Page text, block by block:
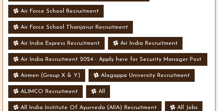
Air Force School Recruitment
Air Force School Thanjavur Recruitment
Air India Express Recruitment Air India Recruitment
Air India Recruitment 2024 - Apply here for Security Manager Post
- Various Vacancies
Airmen (Group X & Y) Alagappa University Recruitment
ALIMCO Recruitment All
All India Institute Of Ayurveda (AIIA) Recruitment All Jobs